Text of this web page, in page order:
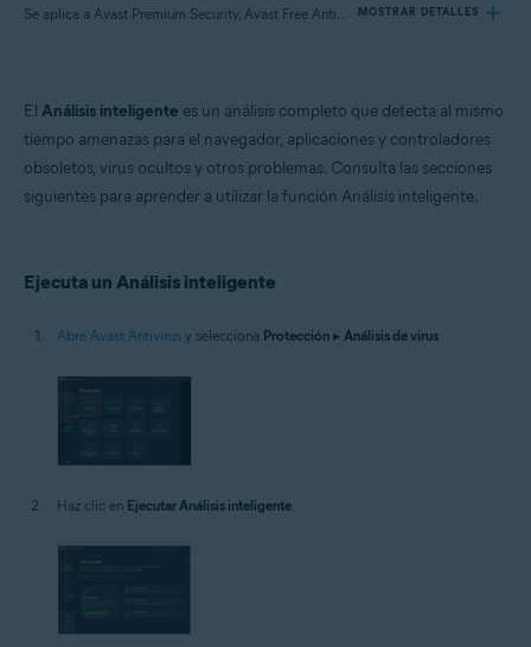
Se aplica a Avast Premium Security, Avast Free Antivirus MOSTRAR DETALLES
Productos:
Avast Premium Security
Sistemas operativos:
El Análisis inteligente es un análisis completo que detecta al mismo
tiempo amenazas para el navegador, aplicaciones y controladores
obsoletos, virus ocultos y otros problemas. Consulta las secciones
siguientes para aprender a utilizar la función Análisis inteligente.
Ejecuta un Análisis inteligente
Abre Avast Antivirus y selecciona Protección ▸ Análisis de virus.
Haz clic en Ejecutar Análisis inteligente.